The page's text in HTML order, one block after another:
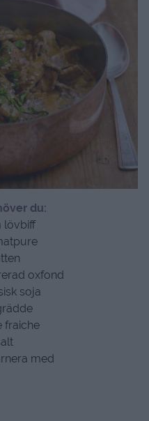
du:
lövbiff
oxfond
soja
fraiche
med